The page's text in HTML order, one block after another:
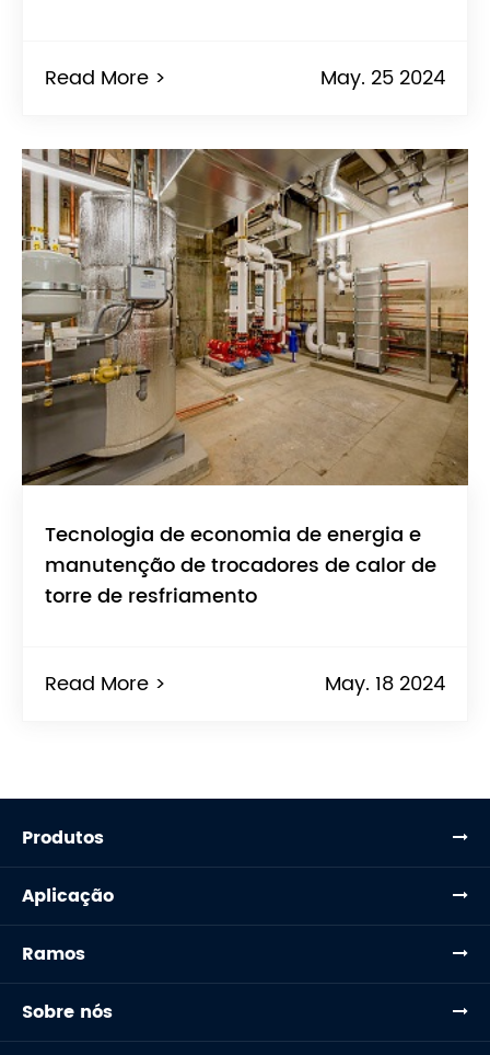
Read More > May. 25 2024
Tecnologia de economia de energia e
manutenção de trocadores de calor de
torre de resfriamento
Read More > May. 18 2024
Produtos
Aplicação
Ramos
Sobre nós